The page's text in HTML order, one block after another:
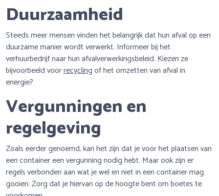
Duurzaamheid
Steeds meer mensen vinden het belangrijk dat hun afval op een
duurzame manier wordt verwerkt. Informeer bij het
verhuurbedrijf naar hun afvalverwerkingsbeleid. Kiezen ze
bijvoorbeeld voorrecyclingof het omzetten van afval in
energie?
Vergunningen en
regelgeving
Zoals eerder genoemd, kan het zijn dat je voor het plaatsen van
een container een vergunning nodig hebt. Maar ook zijn er
regels verbonden aan wat je wel en niet in een container mag
gooien. Zorg dat je hiervan op de hoogte bent om boetes te